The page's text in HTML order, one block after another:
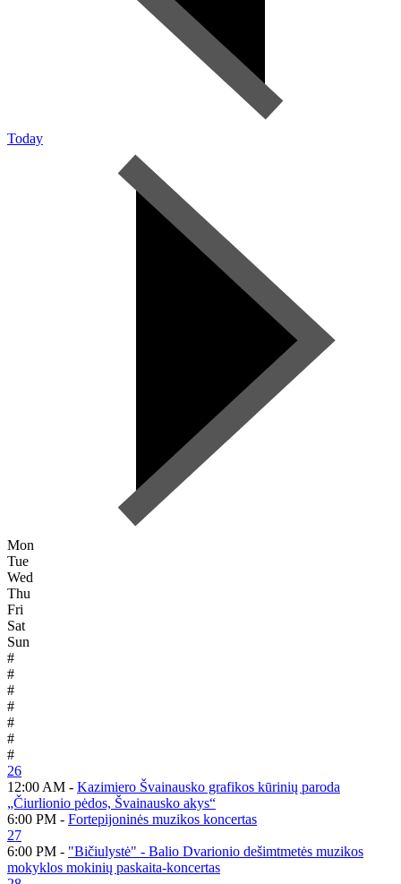
Today
Mon
Tue
Wed
Thu
Fri
Sat
Sun
#
#
#
#
#
#
#
26
12:00 AM - Kazimiero Švainausko grafikos kūrinių paroda
„Čiurlionio pėdos, Švainausko akys“
6:00 PM - Fortepijoninės muzikos koncertas
27
6:00 PM - "Bičiulystė" - Balio Dvarionio dešimtmetės muzikos
mokyklos mokinių paskaita-koncertas